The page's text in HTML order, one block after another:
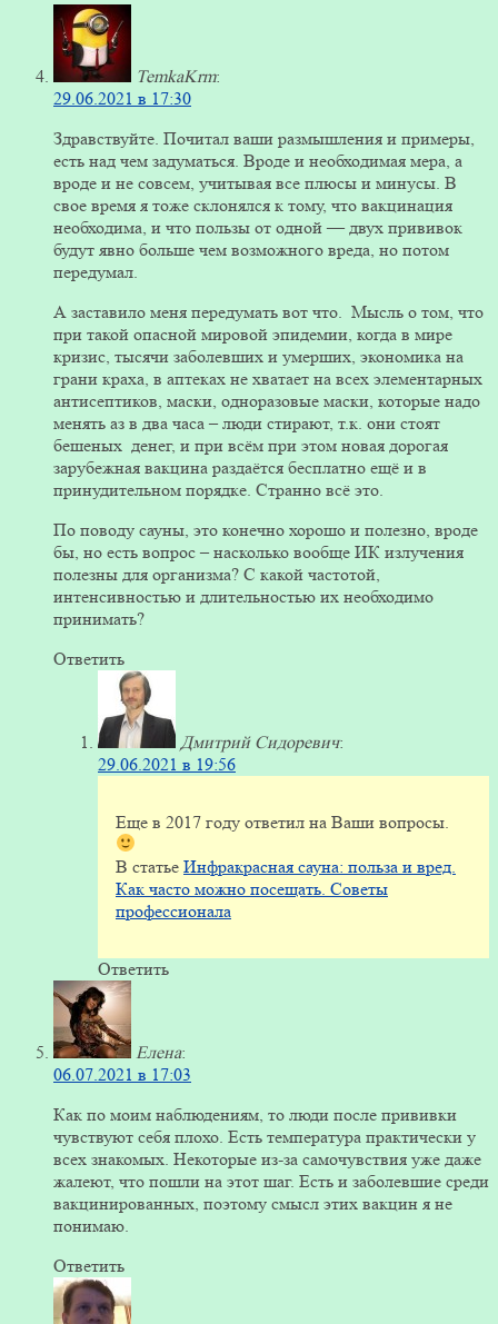
TemkaKrm:
29.06.2021 в 17:30
Здравствуйте. Почитал ваши размышления и примеры,
есть над чем задуматься. Вроде и необходимая мера, а
вроде и не совсем, учитывая все плюсы и минусы. В
свое время я тоже склонялся к тому, что вакцинация
необходима, и что пользы от одной — двух прививок
будут явно больше чем возможного вреда, но потом
передумал.
А заставило меня передумать вот что. Мысль о том, что
при такой опасной мировой эпидемии, когда в мире
кризис, тысячи заболевших и умерших, экономика на
грани краха, в аптеках не хватает на всех элементарных
антисептиков, маски, одноразовые маски, которые надо
менять аз в два часа – люди стирают, т.к. они стоят
бешеных денег, и при всём при этом новая дорогая
зарубежная вакцина раздаётся бесплатно ещё и в
принудительном порядке. Странно всё это.
По поводу сауны, это конечно хорошо и полезно, вроде
бы, но есть вопрос – насколько вообще ИК излучения
полезны для организма? С какой частотой,
интенсивностью и длительностью их необходимо
принимать?
Ответить
Дмитрий Сидоревич:
29.06.2021 в 19:56
Еще в 2017 году ответил на Ваши вопросы.
В статье Инфракрасная сауна: польза и вред.
Как часто можно посещать. Советы
профессионала
Ответить
Елена:
06.07.2021 в 17:03
Как по моим наблюдениям, то люди после прививки
чувствуют себя плохо. Есть температура практически у
всех знакомых. Некоторые из-за самочувствия уже даже
жалеют, что пошли на этот шаг. Есть и заболевшие среди
вакцинированных, поэтому смысл этих вакцин я не
понимаю.
Ответить